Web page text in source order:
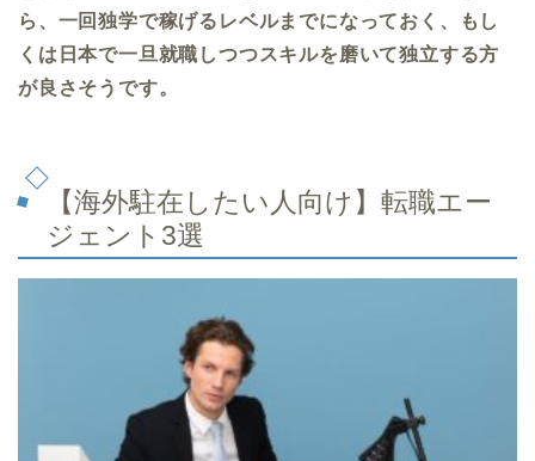
ら、一回独学で稼げるレベルまでになっておく、もし
くは日本で一旦就職しつつスキルを磨いて独立する方
が良さそうです。
【海外駐在したい人向け】転職エー
ジェント3選